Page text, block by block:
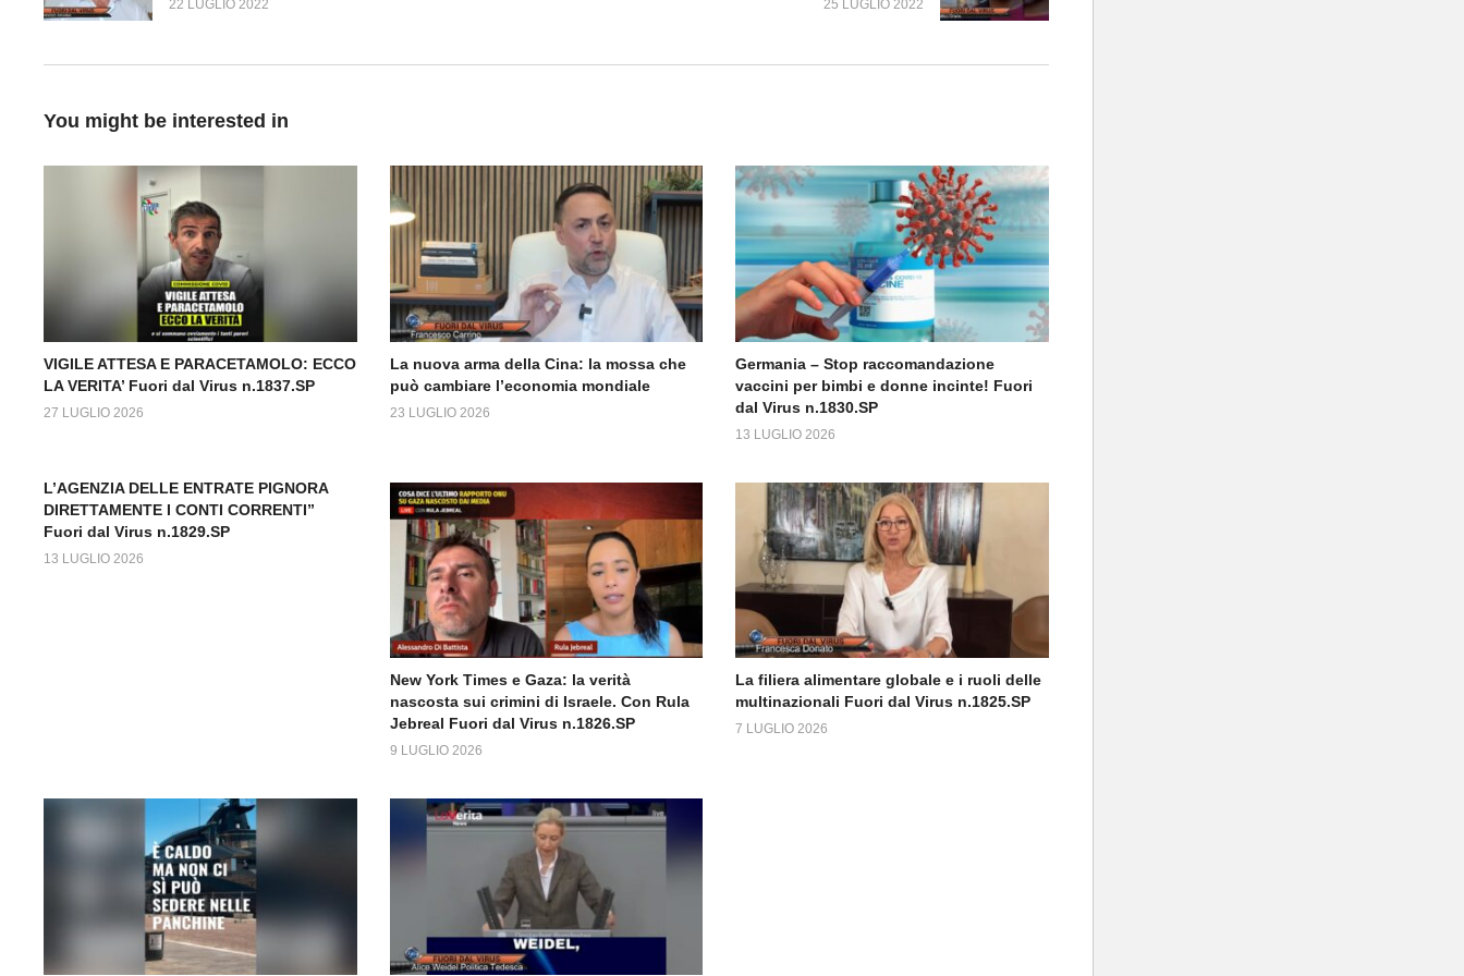
22 LUGLIO 2022 25 LUGLIO 2022
You might be interested in
VIGILE ATTESA E PARACETAMOLO: ECCO
LA VERITA’ Fuori dal Virus n.1837.SP
27 LUGLIO 2026
La nuova arma della Cina: la mossa che
può cambiare l’economia mondiale
23 LUGLIO 2026
Germania – Stop raccomandazione
vaccini per bimbi e donne incinte! Fuori
dal Virus n.1830.SP
13 LUGLIO 2026
L’AGENZIA DELLE ENTRATE PIGNORA
DIRETTAMENTE I CONTI CORRENTI”
Fuori dal Virus n.1829.SP
13 LUGLIO 2026
New York Times e Gaza: la verità
nascosta sui crimini di Israele. Con Rula
Jebreal Fuori dal Virus n.1826.SP
9 LUGLIO 2026
La filiera alimentare globale e i ruoli delle
multinazionali Fuori dal Virus n.1825.SP
7 LUGLIO 2026